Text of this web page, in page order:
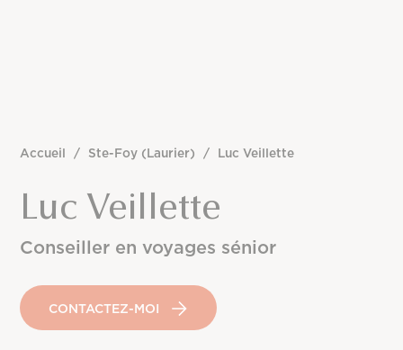
Accueil / Ste-Foy (Laurier) / Luc Veillette
Luc Veillette
Conseiller en voyages sénior
CONTACTEZ-MOI